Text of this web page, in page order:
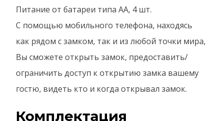
Питание от батареи типа AA, 4 шт.
C помощью мобильного телефона, находясь
как рядом с замком, так и из любой точки мира,
Вы сможете открыть замок, предоставить/
ограничить доступ к открытию замка вашему
гостю, видеть кто и когда открывал замок.
Комплектация